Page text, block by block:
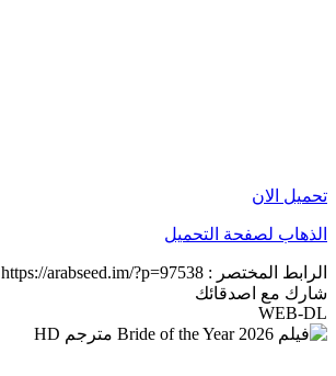
تحميل الان
الذهاب لصفحة التحميل
الرابط المختصر : https://arabseed.im/?p=97538
شارك مع اصدقائك
WEB-DL